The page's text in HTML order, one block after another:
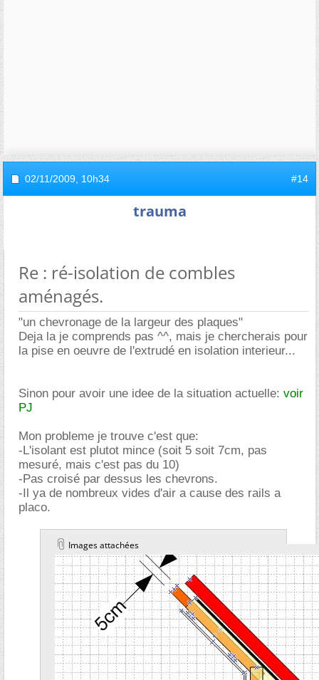
02/11/2009, 10h34 #14
trauma
Re : ré-isolation de combles
aménagés.
"un chevronage de la largeur des plaques"
Deja la je comprends pas ^^, mais je chercherais pour
la pise en oeuvre de l'extrudé en isolation interieur...
Sinon pour avoir une idee de la situation actuelle: voir
PJ
Mon probleme je trouve c'est que:
-L'isolant est plutot mince (soit 5 soit 7cm, pas
mesuré, mais c'est pas du 10)
-Pas croisé par dessus les chevrons.
-Il ya de nombreux vides d'air a cause des rails a
placo.
Images attachées